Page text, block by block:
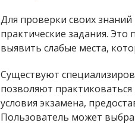
Для проверки своих
практические задания.
выявить слабые места,
Существуют
позволяют
условия экзамена,
Пользователь может